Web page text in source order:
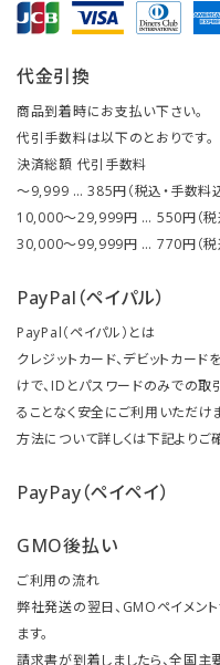
代金引換
商品到着時にお支払い下さい。
代引手数料は以下のとおりです。
決済総額 代引手数料
～9,999 … 385円（税込・手数料
10,000～29,999円 … 550円（税
30,000～99,999円 … 770円（税
PayPal（ペイパル）
PayPal（ペイパル）とは
クレジットカード、デビットカー
けで、IDとパスワードのみでの
ることなく安全にご利用いただけ
方法について詳しくは下記よりご
PayPay（ペイペイ）
GMO後払い
ご利用の流れ
弊社発送の翌日、GMOペイメン
ます。
請求書が到着しましたら、全国